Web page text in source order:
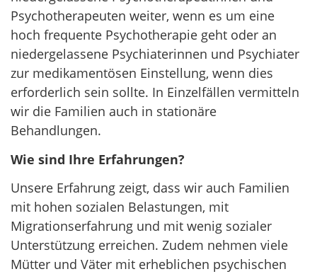
Psychotherapeuten weiter, wenn es um eine
hoch frequente Psychotherapie geht oder an
niedergelassene Psychiaterinnen und Psychiater
zur medikamentösen Einstellung, wenn dies
erforderlich sein sollte. In Einzelfällen vermitteln
wir die Familien auch in stationäre
Behandlungen.
Wie sind Ihre Erfahrungen?
Unsere Erfahrung zeigt, dass wir auch Familien
mit hohen sozialen Belastungen, mit
Migrationserfahrung und mit wenig sozialer
Unterstützung erreichen. Zudem nehmen viele
Mütter und Väter mit erheblichen psychischen